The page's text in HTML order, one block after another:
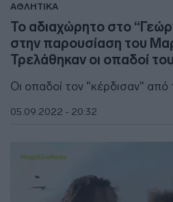
ΑΘΛΗΤΙΚΑ
Το αδιαχώρητο στο
στην παρουσίαση του
Τρελάθηκαν οι οπαδοί
Οι οπαδοί τον "κέρδισαν" από
05.09.2022 - 20:32